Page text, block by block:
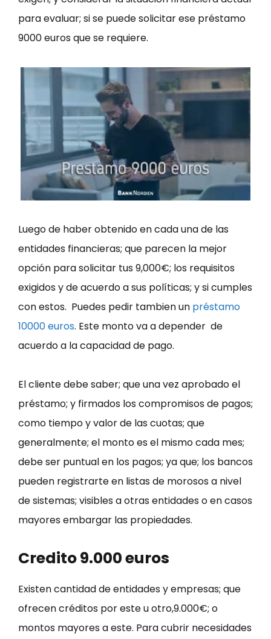
para evaluar; si se puede solicitar ese préstamo
9000 euros que se requiere.
Luego de haber obtenido en cada una de las
entidades financieras; que parecen la mejor
opción para solicitar tus 9,000€; los requisitos
exigidos y de acuerdo a sus políticas; y si cumples
con estos. Puedes pedir tambien un préstamo
10000 euros. Este monto va a depender de
acuerdo a la capacidad de pago.
El cliente debe saber; que una vez aprobado el
préstamo; y firmados los compromisos de pagos;
como tiempo y valor de las cuotas; que
generalmente; el monto es el mismo cada mes;
debe ser puntual en los pagos; ya que; los bancos
pueden registrarte en listas de morosos a nivel
de sistemas; visibles a otras entidades o en casos
mayores embargar las propiedades.
Credito 9.000 euros
Existen cantidad de entidades y empresas; que
ofrecen créditos por este u otro,9.000€; o
montos mayores a este. Para cubrir necesidades